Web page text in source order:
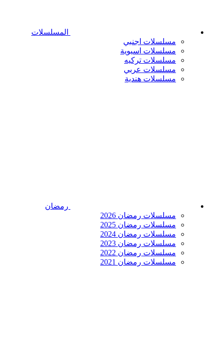
المسلسلات
مسلسلات اجنبي
مسلسلات اسيوية
مسلسلات تركيه
مسلسلات عربي
مسلسلات هندية
رمضان
مسلسلات رمضان 2026
مسلسلات رمضان 2025
مسلسلات رمضان 2024
مسلسلات رمضان 2023
مسلسلات رمضان 2022
مسلسلات رمضان 2021